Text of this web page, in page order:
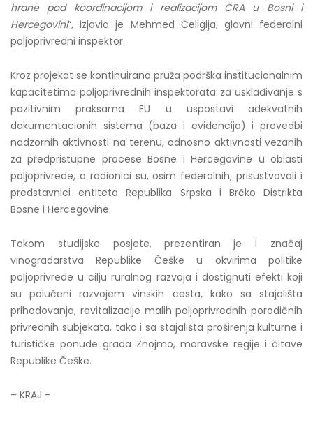
hrane pod koordinacijom i realizacijom ČRA u Bosni i
Hercegovini“, izjavio je Mehmed Čeligija, glavni federalni
poljoprivredni inspektor.
Kroz projekat se kontinuirano pruža podrška institucionalnim
kapacitetima poljoprivrednih inspektorata za usklađivanje s
pozitivnim praksama EU u uspostavi adekvatnih
dokumentacionih sistema (baza i evidencija) i provedbi
nadzornih aktivnosti na terenu, odnosno aktivnosti vezanih
za predpristupne procese Bosne i Hercegovine u oblasti
poljoprivrede, a radionici su, osim federalnih, prisustvovali i
predstavnici entiteta Republika Srpska i Brčko Distrikta
Bosne i Hercegovine.
Tokom studijske posjete, prezentiran je i značaj
vinogradarstva Republike Češke u okvirima politike
poljoprivrede u cilju ruralnog razvoja i dostignuti efekti koji
su polučeni razvojem vinskih cesta, kako sa stajališta
prihodovanja, revitalizacije malih poljoprivrednih porodičnih
privrednih subjekata, tako i sa stajališta proširenja kulturne i
turističke ponude grada Znojmo, moravske regije i čitave
Republike Češke.
– KRAJ –